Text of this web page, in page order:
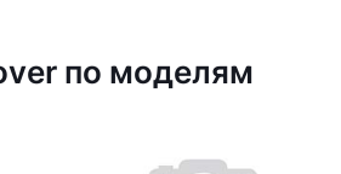
по моделям